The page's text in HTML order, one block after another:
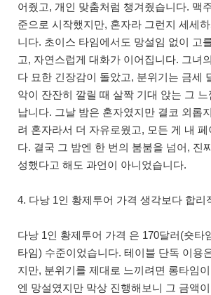
어줬고, 개인 맞춤처럼 챙겨줬습니다. 맥
준으로 시작했지만, 혼자라 그런지 세세
니다. 초이스 타임에서도 망설임 없이 고
고, 자연스럽게 대화가 이어집니다. 그녀
다 묘한 긴장감이 돌았고, 분위기는 금세
악이 잔잔히 깔릴 때 살짝 기대 앉는 그
납니다. 그날 밤은 혼자였지만 결코 외롭
려 혼자라서 더 자유로웠고, 모든 게 내
다. 결국 그 밤엔 한 번의 붐붐을 넘어, 진
성했다고 해도 과언이 아니었습니다.
4. 다낭 1인 황제투어 가격 생각보다 합리
다낭 1인 황제투어 가격 은 170달러(숏타
타임) 수준이었습니다. 테이블 단독 이용
지만, 분위기를 제대로 느끼려면 롱타임
엔 망설였지만 막상 진행해보니 그 금액